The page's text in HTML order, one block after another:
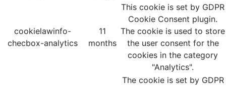
cookielawinfo-
checbox-analytics
11
months
This cookie is set by GDPR
Cookie Consent plugin.
The cookie is used to store
the user consent for the
cookies in the category
"Analytics".
The cookie is set by GDPR